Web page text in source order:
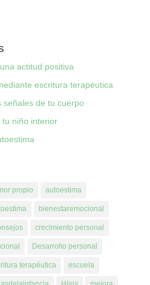
actitud positiva
escritura terapéutica
señales de tu cuerpo
niño interior
propio autoestima
bienestaremocional
crecimiento personal
Desarrollo personal
terapéutica escuela